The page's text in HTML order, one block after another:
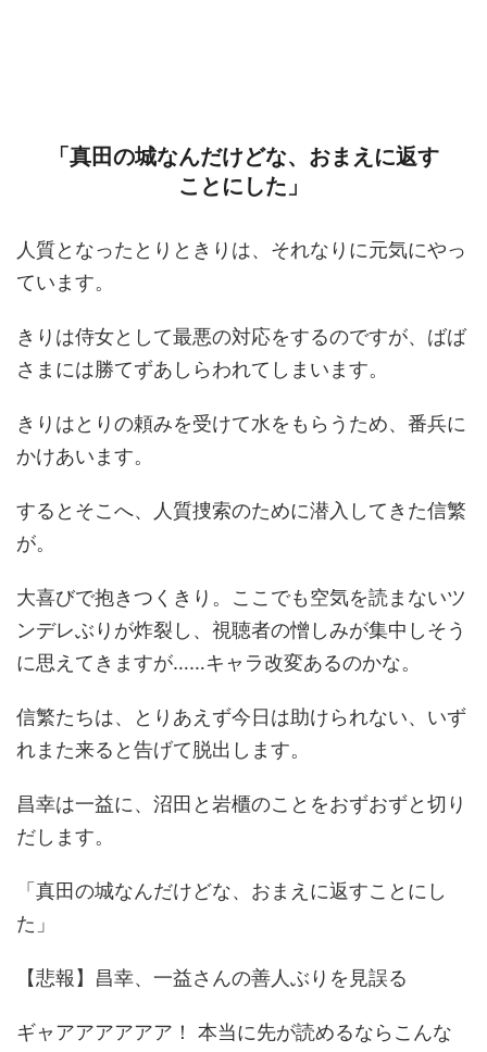
「真田の城なんだけどな、おまえに返す
ことにした」
人質となったとりときりは、それなりに元気にやっ
ています。
きりは侍女として最悪の対応をするのですが、ばば
さまには勝てずあしらわれてしまいます。
きりはとりの頼みを受けて水をもらうため、番兵に
かけあいます。
するとそこへ、人質捜索のために潜入してきた信繁
が。
大喜びで抱きつくきり。ここでも空気を読まないツ
ンデレぶりが炸裂し、視聴者の憎しみが集中しそう
に思えてきますが……キャラ改変あるのかな。
信繁たちは、とりあえず今日は助けられない、いず
れまた来ると告げて脱出します。
昌幸は一益に、沼田と岩櫃のことをおずおずと切り
だします。
「真田の城なんだけどな、おまえに返すことにし
た」
【悲報】昌幸、一益さんの善人ぶりを見誤る
ギャアアアアアア！ 本当に先が読めるならこんな